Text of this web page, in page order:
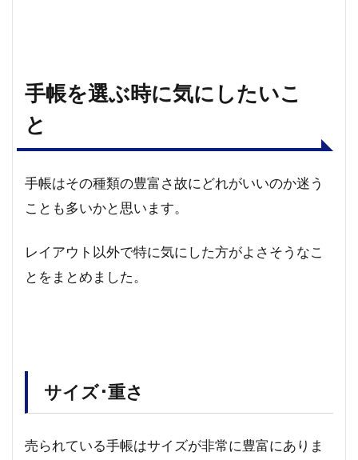
手帳を選ぶ時に気にしたいこ
と
手帳はその種類の豊富さ故にどれがいいのか迷う
ことも多いかと思います。
レイアウト以外で特に気にした方がよさそうなこ
とをまとめました。
サイズ･重さ
売られている手帳はサイズが非常に豊富にありま